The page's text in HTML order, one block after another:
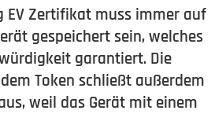
EV Zertifikat muss immer auf
gespeichert sein, welches
garantiert. Die
Token schließt außerdem
weil das Gerät mit einem